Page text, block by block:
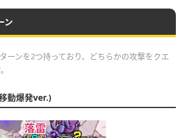
ン
ーンを2つ持っており、どちらかの攻撃をクエ
動爆発ver.)